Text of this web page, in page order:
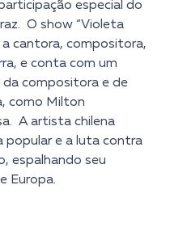
especial do
O show “Violeta
a cantora, compositora,
e conta com um
da compositora e de
como Milton
A artista chilena
popular e a luta contra
espalhando seu
Europa.